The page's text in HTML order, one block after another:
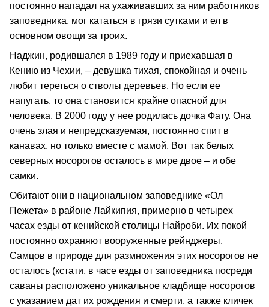
постоянно нападал на ухаживавших за ним работников
заповедника, мог кататься в грязи сутками и ел в
основном овощи за троих.
Наджин, родившаяся в 1989 году и приехавшая в
Кению из Чехии, – девушка тихая, спокойная и очень
любит тереться о стволы деревьев. Но если ее
напугать, то она становится крайне опасной для
человека. В 2000 году у нее родилась дочка Фату. Она
очень злая и непредсказуемая, постоянно спит в
канавах, но только вместе с мамой. Вот так белых
северных носорогов осталось в мире двое – и обе
самки.
Обитают они в национальном заповеднике «Ол
Пежета» в районе Лайкипия, примерно в четырех
часах езды от кенийской столицы Найроби. Их покой
постоянно охраняют вооруженные рейнджеры.
Самцов в природе для размножения этих носорогов не
осталось (кстати, в часе езды от заповедника посреди
саваны расположено уникальное кладбище носорогов
с указанием дат их рождения и смерти, а также кличек